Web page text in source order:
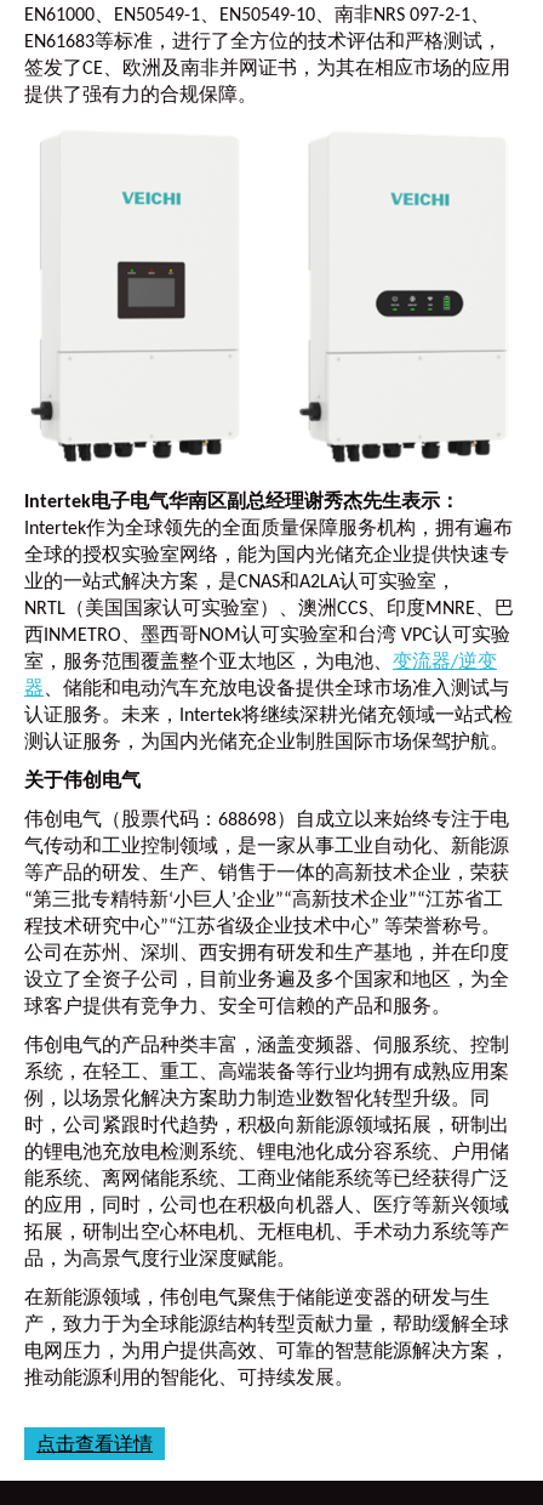
EN61000、EN50549-1、EN50549-10、南非NRS 097-2-1、
EN61683等标准，进行了全方位的技术评估和严格测试，
签发了CE、欧洲及南非并网证书，为其在相应市场的应用
提供了强有力的合规保障。
Intertek电子电气华南区副总经理谢秀杰先生表示：
Intertek作为全球领先的全面质量保障服务机构，拥有遍布
全球的授权实验室网络，能为国内光储充企业提供快速专
业的一站式解决方案，是CNAS和A2LA认可实验室，
NRTL（美国国家认可实验室）、澳洲CCS、印度MNRE、巴
西INMETRO、墨西哥NOM认可实验室和台湾 VPC认可实验
室，服务范围覆盖整个亚太地区，为电池、 变流器/逆变
器、储能和电动汽车充放电设备提供全球市场准入测试与
认证服务。未来，Intertek将继续深耕光储充领域一站式检
测认证服务，为国内光储充企业制胜国际市场保驾护航。
关于伟创电气
伟创电气（股票代码：688698）自成立以来始终专注于电
气传动和工业控制领域，是一家从事工业自动化、新能源
等产品的研发、生产、销售于一体的高新技术企业，荣获
“第三批专精特新‘小巨人’企业”“高新技术企业”“江苏省工
程技术研究中心”“江苏省级企业技术中心” 等荣誉称号。
公司在苏州、深圳、西安拥有研发和生产基地，并在印度
设立了全资子公司，目前业务遍及多个国家和地区，为全
球客户提供有竞争力、安全可信赖的产品和服务。
伟创电气的产品种类丰富，涵盖变频器、伺服系统、控制
系统，在轻工、重工、高端装备等行业均拥有成熟应用案
例，以场景化解决方案助力制造业数智化转型升级。同
时，公司紧跟时代趋势，积极向新能源领域拓展，研制出
的锂电池充放电检测系统、锂电池化成分容系统、户用储
能系统、离网储能系统、工商业储能系统等已经获得广泛
的应用，同时，公司也在积极向机器人、医疗等新兴领域
拓展，研制出空心杯电机、无框电机、手术动力系统等产
品，为高景气度行业深度赋能。
在新能源领域，伟创电气聚焦于储能逆变器的研发与生
产，致力于为全球能源结构转型贡献力量，帮助缓解全球
电网压力，为用户提供高效、可靠的智慧能源解决方案，
推动能源利用的智能化、可持续发展。
点击查看详情